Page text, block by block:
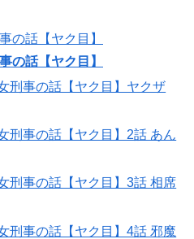
の話【ヤク目】
の話【ヤク目】
刑事の話【ヤク目】ヤクザ
刑事の話【ヤク目】2話 あん
刑事の話【ヤク目】3話 相席
刑事の話【ヤク目】4話 邪魔